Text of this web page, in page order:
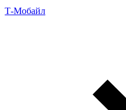
Т‑Мобайл